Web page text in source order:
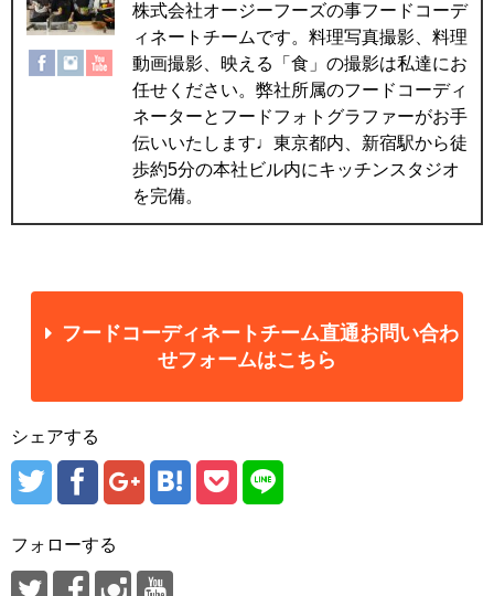
株式会社オージーフーズの事フードコーデ
ィネートチームです。料理写真撮影、料理
動画撮影、映える「食」の撮影は私達にお
任せください。弊社所属のフードコーディ
ネーターとフードフォトグラファーがお手
伝いいたします♩東京都内、新宿駅から徒
歩約5分の本社ビル内にキッチンスタジオ
を完備。
フードコーディネートチーム直通お問い合わ
せフォームはこちら
シェアする
フォローする